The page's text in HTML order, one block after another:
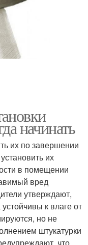
начинать
их по завершении
их
в помещении
вред
утверждают,
к влаге от
но не
штукатурки
что